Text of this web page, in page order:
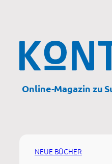
Online-Magazin zu
NEUE BÜCHER